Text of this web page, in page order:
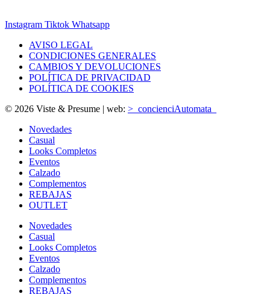
Instagram Tiktok Whatsapp
AVISO LEGAL
CONDICIONES GENERALES
CAMBIOS Y DEVOLUCIONES
POLÍTICA DE PRIVACIDAD
POLÍTICA DE COOKIES
© 2026 Viste & Presume | web: >_concienciAutomata_
Novedades
Casual
Looks Completos
Eventos
Calzado
Complementos
REBAJAS
OUTLET
Novedades
Casual
Looks Completos
Eventos
Calzado
Complementos
REBAJAS